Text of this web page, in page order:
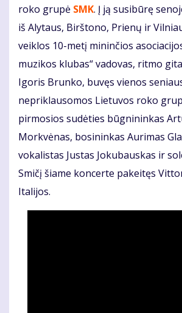
roko grupė SMK. Į ją susibūrę
iš Alytaus, Birštono, Prienų ir
veiklos 10-metį mininčios
muzikos klubas“ vadovas, ritmo
Igoris Brunko, buvęs vienos
nepriklausomos Lietuvos roko
pirmosios sudėties būgnininkas
Morkvėnas, bosininkas Aurimas
vokalistas Justas Jokubauskas ir
Smičį šiame koncerte pakeitęs
Italijos.